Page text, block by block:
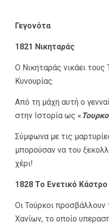
Γεγονότα
1821 Νικηταράς
Ο Νικηταράς νικάει
Κυνουρίας.
Από τη μάχη αυτή ο
στην Ιστορία ως «
Σύμφωνα με τις
μπορούσαν να του
χέρι!
1828 Το Ενετικό
Οι Τούρκοι
Χανίων, το οποίο